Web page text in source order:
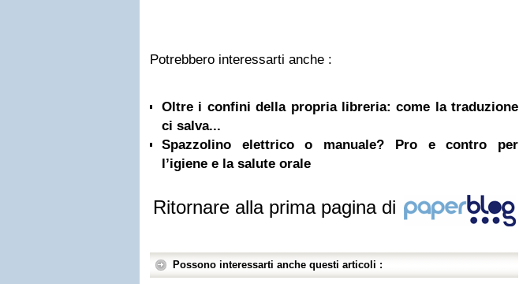
Potrebbero interessarti anche :
Oltre i confini della propria libreria: come la traduzione
ci salva...
Spazzolino elettrico o manuale? Pro e contro per
l’igiene e la salute orale
Ritornare alla prima pagina di
Possono interessarti anche questi articoli :